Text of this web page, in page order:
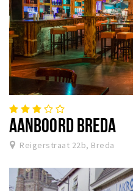
AANBOORD BREDA
Reigerstraat 22b, Breda